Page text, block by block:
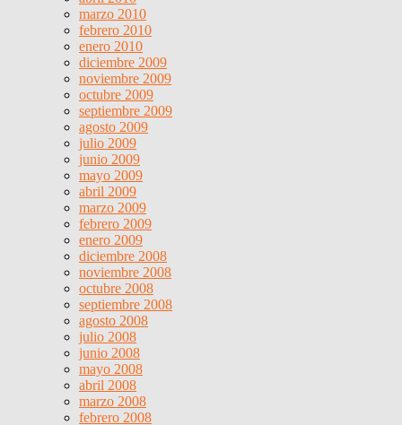
marzo 2010
febrero 2010
enero 2010
diciembre 2009
noviembre 2009
octubre 2009
septiembre 2009
agosto 2009
julio 2009
junio 2009
mayo 2009
abril 2009
marzo 2009
febrero 2009
enero 2009
diciembre 2008
noviembre 2008
octubre 2008
septiembre 2008
agosto 2008
julio 2008
junio 2008
mayo 2008
abril 2008
marzo 2008
febrero 2008